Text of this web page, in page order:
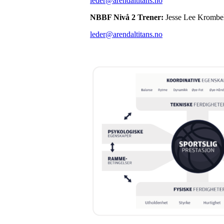
NBBF Nivå 2 Trener: Jesse Lee
leder@arendaltitans.no